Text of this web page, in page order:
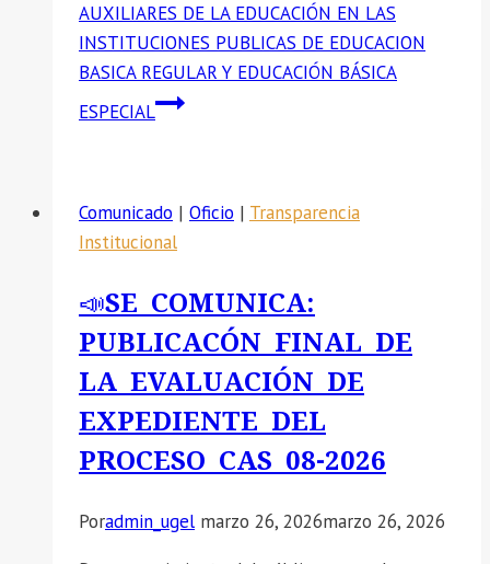
AUXILIARES DE LA EDUCACIÓN EN LAS
INSTITUCIONES PUBLICAS DE EDUCACION
BASICA REGULAR Y EDUCACIÓN BÁSICA
ESPECIAL
Comunicado | Oficio | Transparencia
Institucional
📣SE COMUNICA:
PUBLICACÓN FINAL DE
LA EVALUACIÓN DE
EXPEDIENTE DEL
PROCESO CAS 08-2026
Poradmin_ugel marzo 26, 2026marzo 26, 2026